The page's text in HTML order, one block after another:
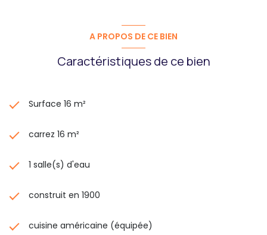
A PROPOS DE CE BIEN
Caractéristiques de ce bien
Surface 16 m²
carrez 16 m²
1 salle(s) d'eau
construit en 1900
cuisine américaine (équipée)